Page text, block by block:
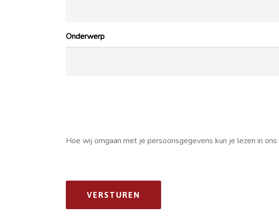
Onderwerp
Hoe wij omgaan met je persoonsgegevens kun je lezen in ons